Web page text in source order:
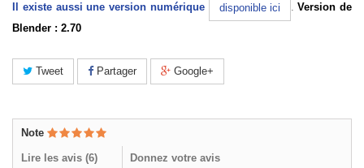
Il existe aussi une version numérique disponible ici .Version de
Blender : 2.70
Tweet Partager Google+
Note
Lire les avis (6) Donnez votre avis